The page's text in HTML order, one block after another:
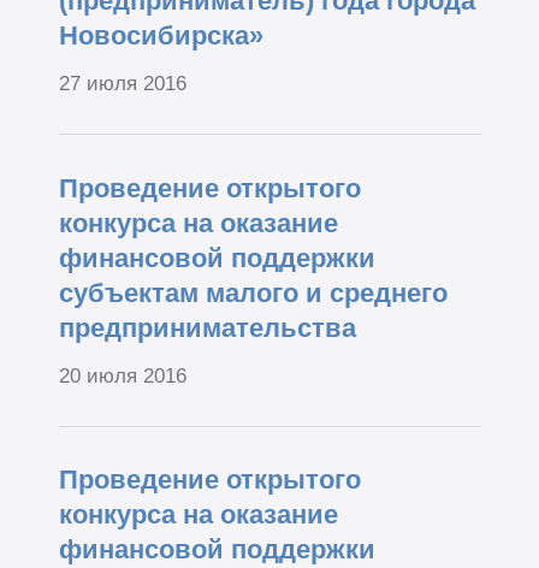
Новосибирска»
27 июля 2016
Проведение открытого
конкурса на оказание
финансовой поддержки
субъектам малого и среднего
предпринимательства
20 июля 2016
Проведение открытого
конкурса на оказание
финансовой поддержки